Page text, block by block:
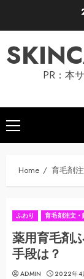
PR：本
Primary
Menu
Home 育毛剤
ふわり 育毛剤注文・
薬用育毛剤
手段は？
ADMIN 2022年4